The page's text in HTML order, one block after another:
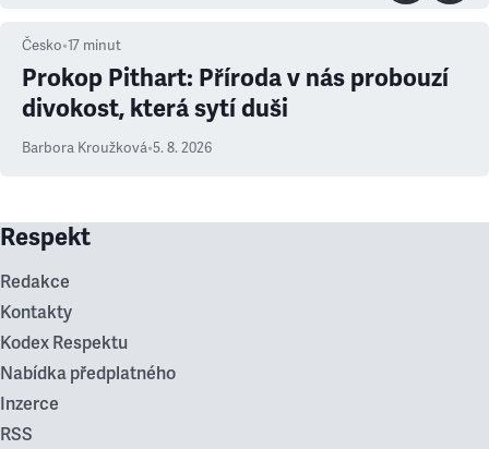
Česko•17 minut
Prokop Pithart: Příroda v nás probouzí
divokost, která sytí duši
Barbora Kroužková•5. 8. 2026
Respekt
Redakce
Kontakty
Kodex Respektu
Nabídka předplatného
Inzerce
RSS